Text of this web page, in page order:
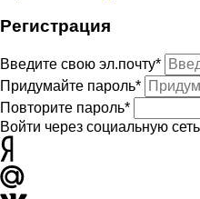
Регистрация
Введите свою эл.почту*
Придумайте пароль*
Повторите пароль*
Войти через социальную сеть